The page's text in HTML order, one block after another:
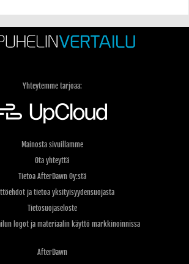
Yhteytemme tarjoaa:
Mainosta sivuillamme
Ota yhteyttä
Tietoa AfterDawn Oy:stä
ja tietoa yksityisyydensuojasta
Tietosuojaseloste
logot ja materiaalin käyttö markkinoinnissa
AfterDawn